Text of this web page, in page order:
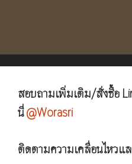
สอบถามเพิ่มเติม/สั่งซื้อ
นี่@Worasri
ติดตามความเคลื่อนไหวแ